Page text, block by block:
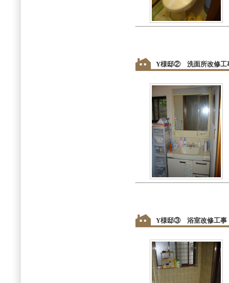
Y様邸② 洗面所改修工
Y様邸③ 浴室改修工事